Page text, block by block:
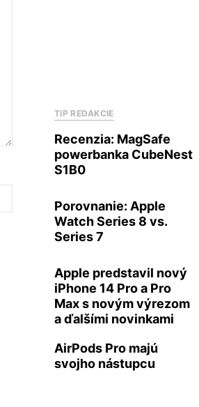
TIP REDAKCIE
Recenzia: MagSafe
powerbanka CubeNest
S1B0
Porovnanie: Apple
Watch Series 8 vs.
Series 7
Apple predstavil nový
iPhone 14 Pro a Pro
Max s novým výrezom
a ďalšími novinkami
AirPods Pro majú
svojho nástupcu